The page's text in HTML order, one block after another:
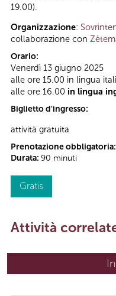
19.00).
Organizzazione:
collaborazione con
Orario:
Venerdì 13 giugno 2025
alle ore 15.00 in lingua
alle ore 16.00 in lingua
Biglietto d'ingresso:
attività gratuita
Prenotazione obbligatoria:
Durata: 90 minuti
Gratis
Attività